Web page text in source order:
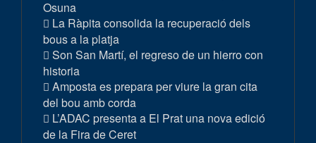
Osuna
La Ràpita consolida la recuperació dels
bous a la platja
Son San Martí, el regreso de un hierro con
historia
Amposta es prepara per viure la gran cita
del bou amb corda
L’ADAC presenta a El Prat una nova edició
de la Fira de Ceret